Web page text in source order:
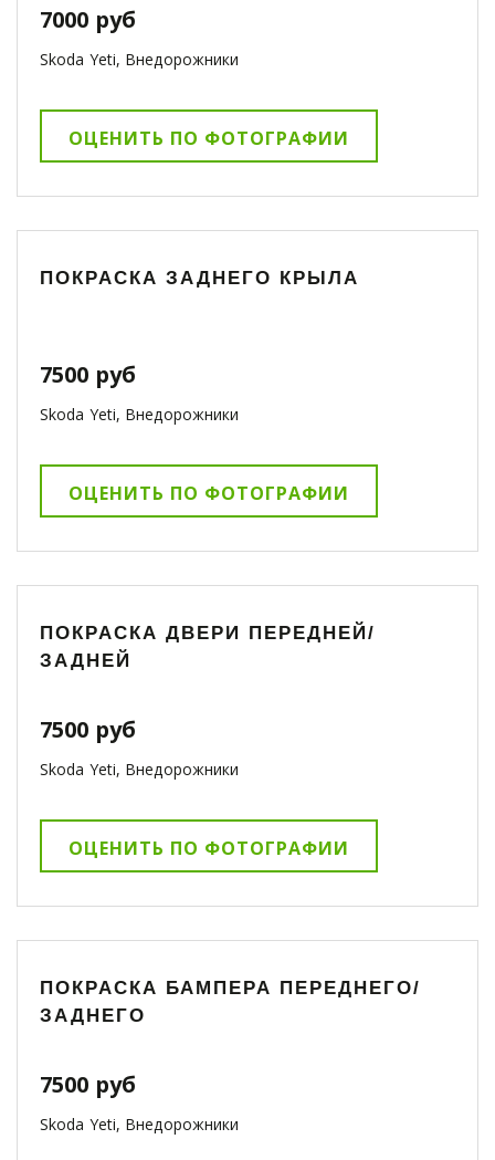
7000 руб
Skoda Yeti, Внедорожники
ОЦЕНИТЬ ПО ФОТОГРАФИИ
ПОКРАСКА ЗАДНЕГО КРЫЛА
7500 руб
Skoda Yeti, Внедорожники
ОЦЕНИТЬ ПО ФОТОГРАФИИ
ПОКРАСКА ДВЕРИ ПЕРЕДНЕЙ/
ЗАДНЕЙ
7500 руб
Skoda Yeti, Внедорожники
ОЦЕНИТЬ ПО ФОТОГРАФИИ
ПОКРАСКА БАМПЕРА ПЕРЕДНЕГО/
ЗАДНЕГО
7500 руб
Skoda Yeti, Внедорожники